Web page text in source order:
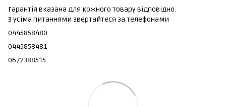
Гарантія вказана для кожного товару відповідно.
З усіма питаннями звертайтеся за телефонами
0445858480
0445858481
0672388515